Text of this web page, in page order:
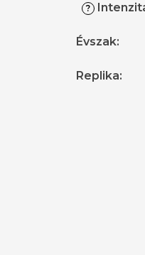
?
Évszak:
Replika: